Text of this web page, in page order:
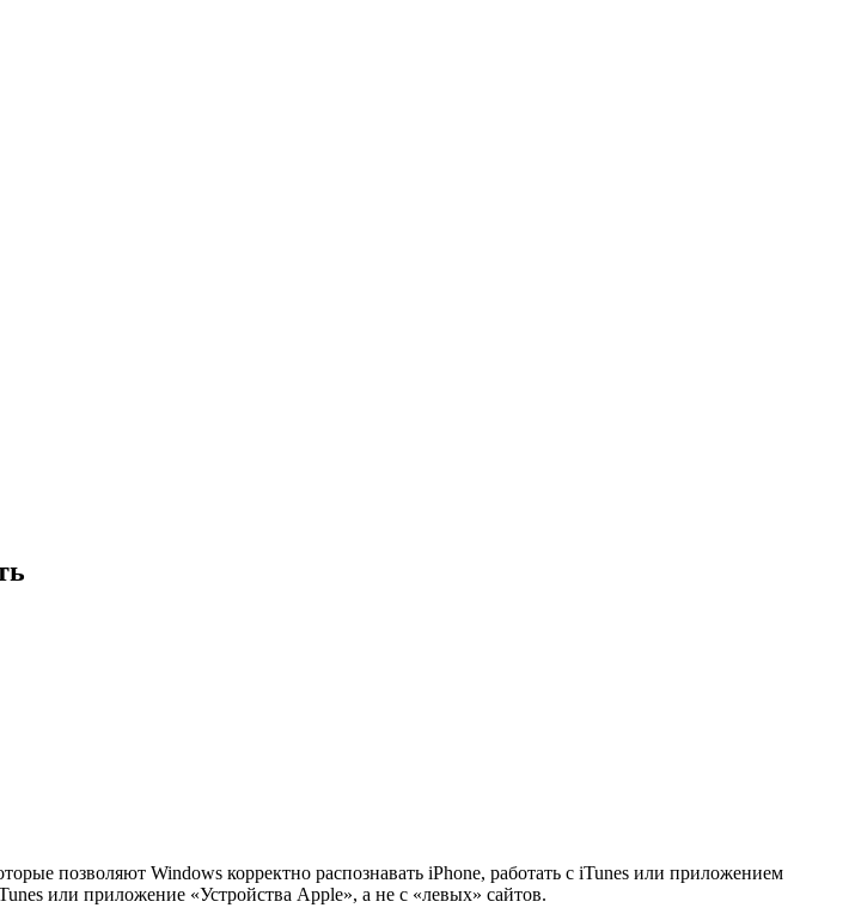
позволяют Windows корректно распознавать iPhone, работать с iTunes или приложением
или приложение «Устройства Apple», а не с «левых» сайтов.